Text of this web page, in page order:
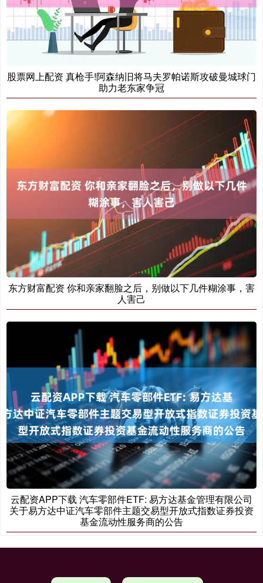
股票网上配资 真枪手!阿森纳旧将马夫罗帕诺斯攻破曼城球门
助力老东家争冠
东方财富配资 你和亲家翻脸之后，别做以下几件糊涂事，害
人害己
云配资APP下载 汽车零部件ETF: 易方达基金管理有限公司
关于易方达中证汽车零部件主题交易型开放式指数证券投资
基金流动性服务商的公告